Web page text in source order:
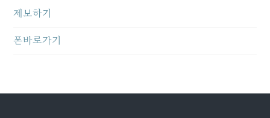
제보하기
폰바로가기